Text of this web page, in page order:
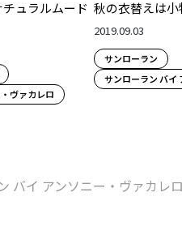
ュラルムード
ヴァカレロ
秋の衣替えは小
2019.09.03
サンローラン
サンローラン バイ
バイ アンソニー・ヴァカレロ